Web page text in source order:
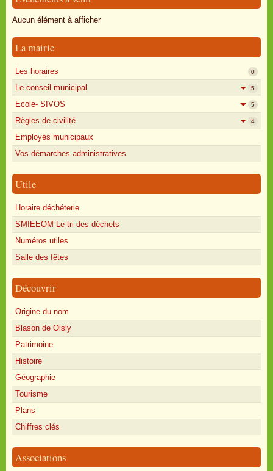
Oisly autrefois
Annonces
Aucun élément à afficher
La mairie
Les horaires 0
Le conseil municipal 5
Ecole- SIVOS 5
Règles de civilité 4
Employés municipaux
Vos démarches administratives
Utile
Horaire déchéterie
SMIEEOM Le tri des déchets
Numéros utiles
Salle des fêtes
Découvrir
Origine du nom
Blason de Oisly
Patrimoine
Histoire
Géographie
Tourisme
Plans
Chiffres clés
Associations